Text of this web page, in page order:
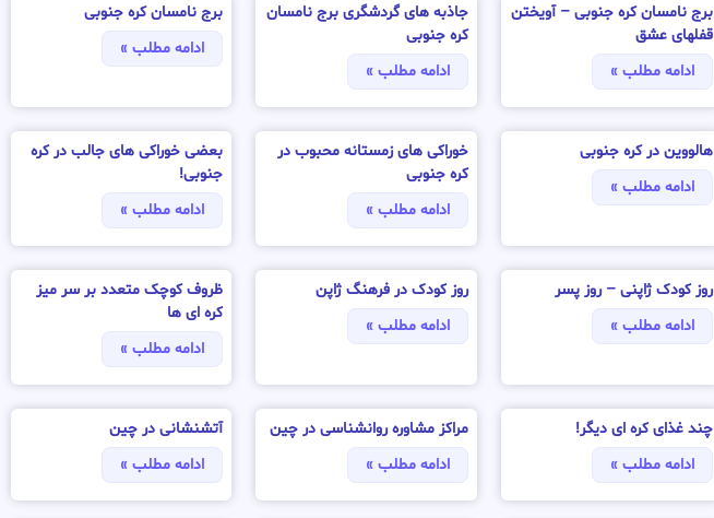
برج نامسان کره جنوبی – آویختن
قفلهای عشق
ادامه مطلب »
جاذبه های گردشگری برج نامسان
کره جنوبی
ادامه مطلب »
برج نامسان کره جنوبی
ادامه مطلب »
هالووین در کره جنوبی
ادامه مطلب »
خوراکی های زمستانه محبوب در
کره جنوبی
ادامه مطلب »
بعضی خوراکی های جالب در کره
جنوبی!
ادامه مطلب »
روز کودک ژاپنی – روز پسر
ادامه مطلب »
روز کودک در فرهنگ ژاپن
ادامه مطلب »
ظروف کوچک متعدد بر سر میز
کره ای ها
ادامه مطلب »
چند غذای کره ای دیگر!
ادامه مطلب »
مراکز مشاوره روانشناسی در چین
ادامه مطلب »
آتشنشانی در چین
ادامه مطلب »